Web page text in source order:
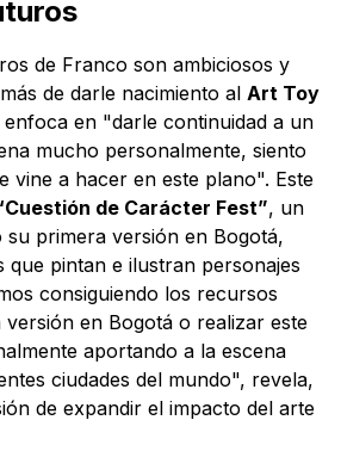
de Franco son ambiciosos y
de darle nacimiento al Art Toy
enfoca en "darle continuidad a un
mucho personalmente, siento
vine a hacer en este plano". Este
de Carácter Fest”, un
primera versión en Bogotá,
que pintan e ilustran personajes
consiguiendo los recursos
versión en Bogotá o realizar este
aportando a la escena
ciudades del mundo", revela,
de expandir el impacto del arte